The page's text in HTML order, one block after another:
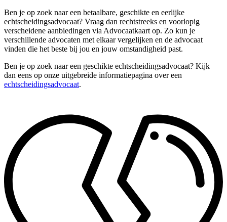
Ben je op zoek naar een betaalbare, geschikte en eerlijke
echtscheidingsadvocaat? Vraag dan rechtstreeks en voorlopig
verscheidene aanbiedingen via Advocaatkaart op. Zo kun je
verschillende advocaten met elkaar vergelijken en de advocaat
vinden die het beste bij jou en jouw omstandigheid past.
Ben je op zoek naar een geschikte echtscheidingsadvocaat? Kijk
dan eens op onze uitgebreide informatiepagina over een
echtscheidingsadvocaat.